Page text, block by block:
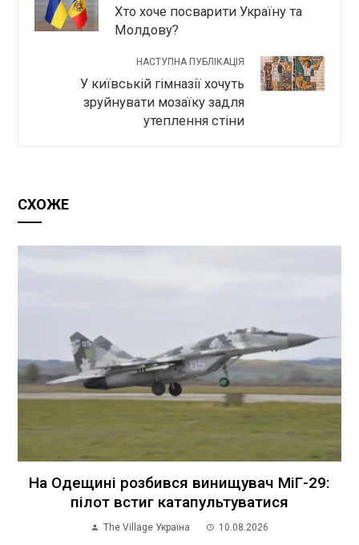
Хто хоче посварити Україну та
Молдову?
НАСТУПНА ПУБЛІКАЦІЯ
У київській гімназії хочуть
зруйнувати мозаїку задля
утеплення стіни
СХОЖЕ
На Одещині розбився винищувач МіГ-29:
пілот встиг катапультуватися
The Village Україна 10.08.2026